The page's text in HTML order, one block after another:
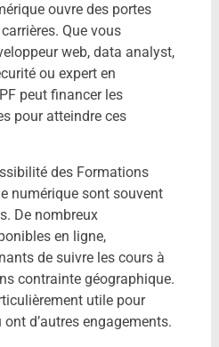
ouvre des portes
Que vous
web, data analyst,
ou expert en
peut financer les
pour atteindre ces
des Formations
numérique sont souvent
De nombreux
en ligne,
de suivre les cours à
contrainte géographique.
utile pour
d’autres engagements.